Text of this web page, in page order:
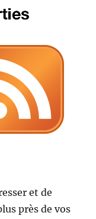
et de
près de vos